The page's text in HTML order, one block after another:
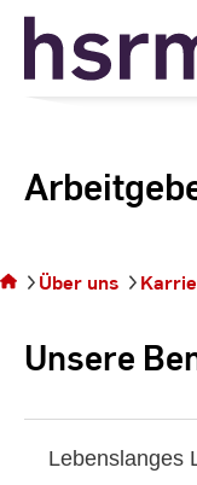
Skip
Content
SeiteÜber uns
Unsere
Lebenslanges